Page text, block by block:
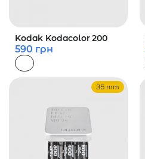
Kodak Kodacolor 200
590 грн
35 mm